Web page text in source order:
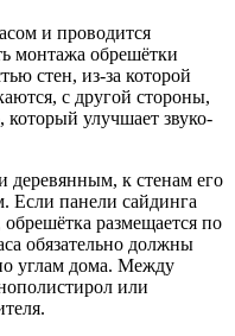
и проводится
монтажа обрешётки
стен, из-за которой
с другой стороны,
который улучшает звуко-
деревянным, к стенам его
Если панели сайдинга
обрешётка размещается по
обязательно должны
углам дома. Между
или